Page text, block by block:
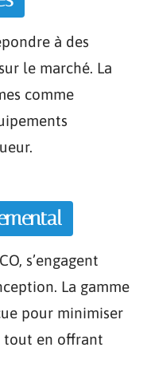
à des
le marché. La
comme
s’engagent
La gamme
pour minimiser
tout en offrant